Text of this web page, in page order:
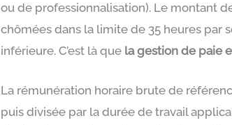
ou de professionnalisation). Le montant
chômées dans la limite de 35 heures par
inférieure. C’est là que la gestion de paie
La rémunération horaire brute de
puis divisée par la durée de travail